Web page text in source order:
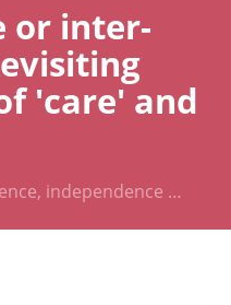
or inter-
'care' and
independence …